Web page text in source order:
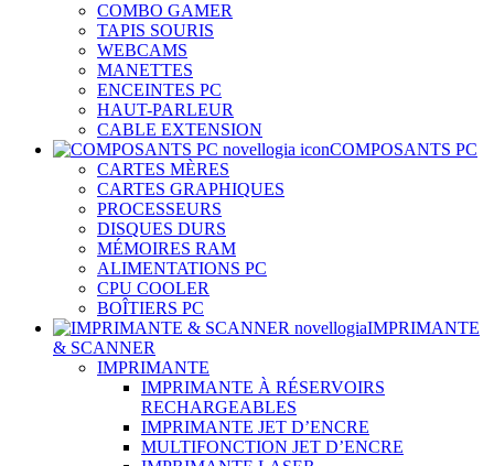
COMBO GAMER
TAPIS SOURIS
WEBCAMS
MANETTES
ENCEINTES PC
HAUT-PARLEUR
CABLE EXTENSION
COMPOSANTS PC
CARTES MÈRES
CARTES GRAPHIQUES
PROCESSEURS
DISQUES DURS
MÉMOIRES RAM
ALIMENTATIONS PC
CPU COOLER
BOÎTIERS PC
IMPRIMANTE
& SCANNER
IMPRIMANTE
IMPRIMANTE À RÉSERVOIRS
RECHARGEABLES
IMPRIMANTE JET D’ENCRE
MULTIFONCTION JET D’ENCRE